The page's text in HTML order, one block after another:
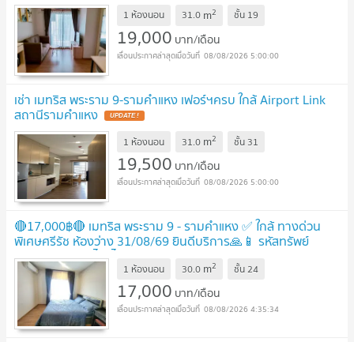
1 ห้องนอน 31.0 m2 ชั้น 19
19,000 บาท/เดือน
08/08/2026 5:00:00
เช่า เมทริส พระราม 9-รามคำแหง เฟอร์ฯครบ ใกล้ Airport Link
สถานีรามคำแหง UPDATE !
1 ห้องนอน 31.0 m2 ชั้น 31
19,500 บาท/เดือน
08/08/2026 5:00:00
🔴17,000฿🔴 เมทริส พระราม 9 - รามคำแหง ✅ ใกล้ ทางด่วน
พิเศษศรีรัช ห้องว่าง 31/08/69 ยินดีบริการ🙏📱 รหัสทรัพย์​
6907-2103📱: ไอดีไลน์:@bbcondo88
1 ห้องนอน 30.0 m2 ชั้น24
17,000 บาท/เดือน
08/08/2026 4:35:34